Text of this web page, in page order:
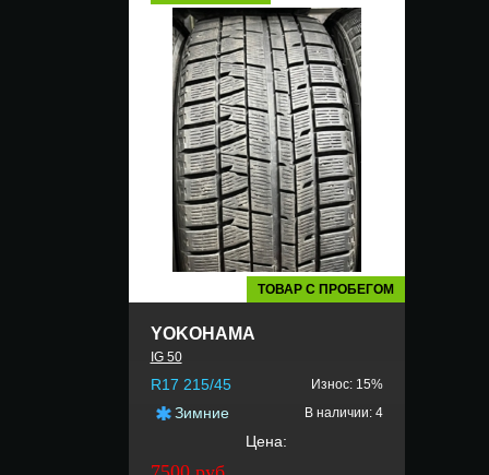
ТОВАР С ПРОБЕГОМ
YOKOHAMA
IG 50
R17 215/45 Износ: 15%
Зимние В наличии: 4
Цена: